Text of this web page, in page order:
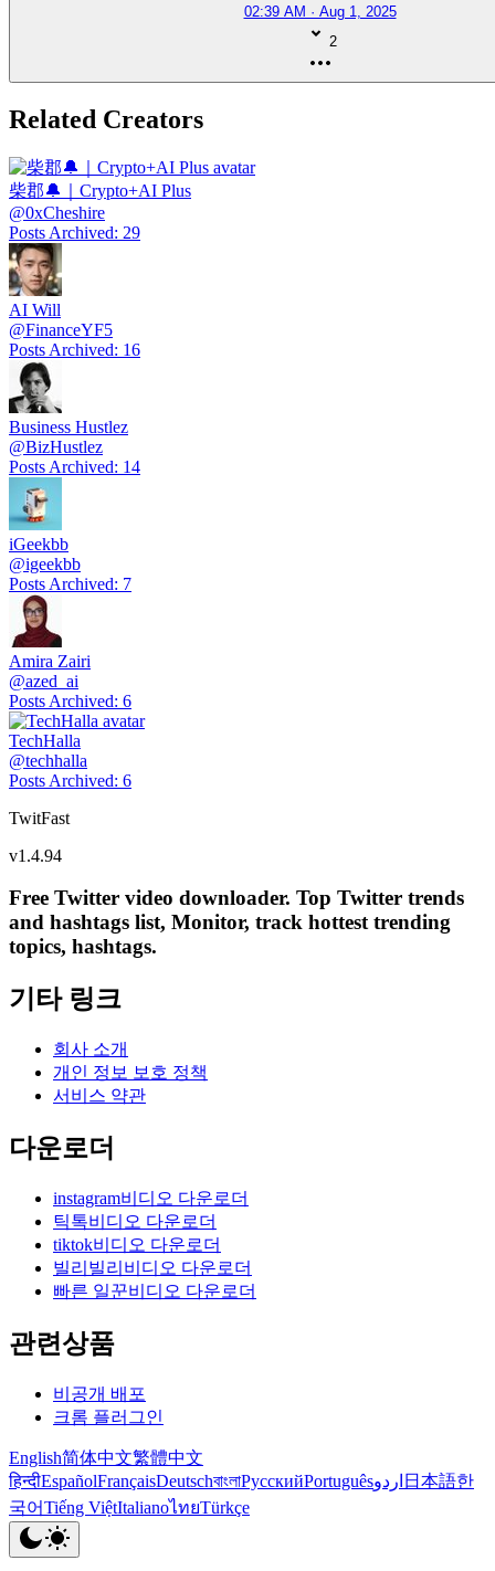
02:39 AM · Aug 1, 2025
2
Related Creators
柴郡🔔｜Crypto+AI Plus
@0xCheshire
Posts Archived: 29
AI Will
@FinanceYF5
Posts Archived: 16
Business Hustlez
@BizHustlez
Posts Archived: 14
iGeekbb
@igeekbb
Posts Archived: 7
Amira Zairi
@azed_ai
Posts Archived: 6
TechHalla
@techhalla
Posts Archived: 6
TwitFast
v1.4.94
Free Twitter video downloader. Top Twitter trends
and hashtags list, Monitor, track hottest trending
topics, hashtags.
기타 링크
회사 소개
개인 정보 보호 정책
서비스 약관
다운로더
instagram비디오 다운로더
틱톡비디오 다운로더
tiktok비디오 다운로더
빌리빌리비디오 다운로더
빠른 일꾼비디오 다운로더
관련상품
비공개 배포
크롬 플러그인
English简体中文繁體中文
हिन्दीEspañolFrançaisDeutschবাংলাРусскийPortuguêsاردو 日本語한
국어Tiếng ViệtItalianoไทยTürkçe